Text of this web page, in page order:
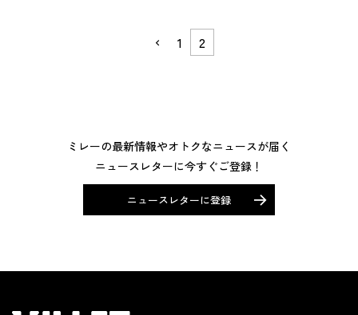
1 2
ミレーの最新情報やオトクなニュースが届く
ニュースレターに今すぐご登録！
ニュースレターに登録